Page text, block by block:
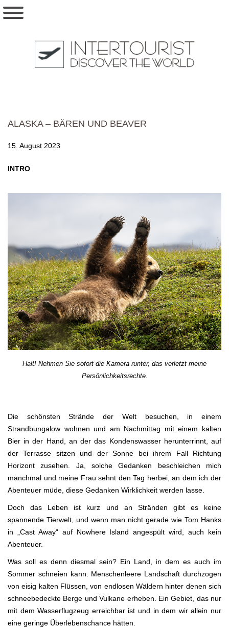
ALASKA – BÄREN UND BEAVER
15. August 2023
INTRO
Halt! Nehmen Sie sofort die Kamera runter, das verletzt meine
Persönlichkeitsrechte.
Die schönsten Strände der Welt besuchen, in einem
Strandbungalow wohnen und am Nachmittag mit einem kalten
Bier in der Hand, an der das Kondenswasser herunterrinnt, auf
der Terrasse sitzen und der Sonne bei ihrem Fall Richtung
Horizont zusehen. Ja, solche Gedanken beschleichen mich
manchmal und meine Frau sehnt den Tag herbei, an dem ich der
Abenteuer müde, diese Gedanken Wirklichkeit werden lasse.
Doch das Leben ist kurz und an Stränden gibt es keine
spannende Tierwelt, und wenn man nicht gerade wie Tom Hanks
in „Cast Away“ auf Nowhere Island angespült wird, auch kein
Abenteuer.
Was soll es denn diesmal sein? Ein Land, in dem es auch im
Sommer schneien kann. Menschenleere Landschaft durchzogen
von eisig kalten Flüssen, von endlosen Wäldern hinter denen sich
schneebedeckte Berge und Vulkane erheben. Ein Gebiet, das nur
mit dem Wasserflugzeug erreichbar ist und in dem wir allein nur
eine geringe Überlebenschance hätten.